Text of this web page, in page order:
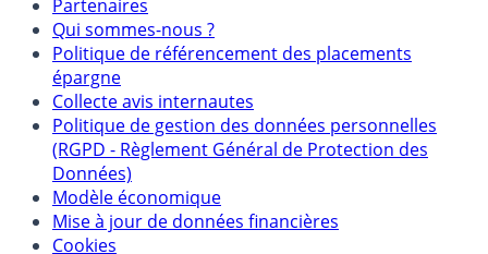
Mentions légales et Conditions d’utilisation
Partenaires
Qui sommes-nous ?
Politique de référencement des placements
épargne
Collecte avis internautes
Politique de gestion des données personnelles
(RGPD - Règlement Général de Protection des
Données)
Modèle économique